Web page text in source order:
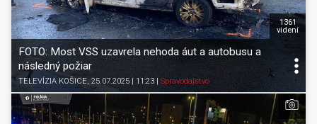
FOTO: Most VSS uzavrela nehoda áut a autobusu a
následný požiar
TELEVÍZIA KOŠICE, 25.07.2025 | 11:23 Spravodajstvo
1361
videní